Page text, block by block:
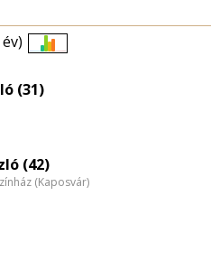
(31)
(42)
(Kaposvár)